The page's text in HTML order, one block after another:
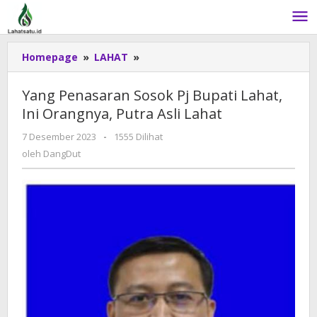
Lewati
konten
Homepage » LAHAT »
Penasaran
Sosok
Pj
Bupati
Lahat,
Asli
Yang Penasaran Sosok Pj Bupati Lahat,
Ini Orangnya, Putra Asli Lahat
7 Desember 2023
oleh
-
1555 Dilihat
oleh DangDut